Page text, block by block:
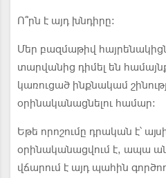
Ո՞րն է այդ խնդիրը:
Մեր բազմաթիվ
տարվանից դիմել են
կառուցած ինքնակամ
օրինականացնելու համար:
Եթե որոշումը դրական է՝
օրինականացվում է, ապա
վճարում է այդ պահին